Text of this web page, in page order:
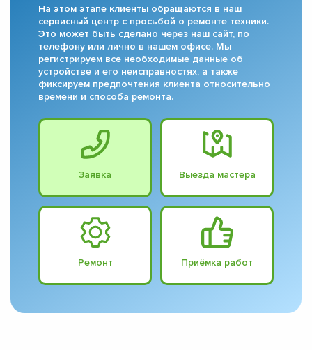
На этом этапе клиенты обращаются в наш
сервисный центр с просьбой о ремонте техники.
Это может быть сделано через наш сайт, по
телефону или лично в нашем офисе. Мы
регистрируем все необходимые данные об
устройстве и его неисправностях, а также
фиксируем предпочтения клиента относительно
времени и способа ремонта.
Заявка Выезда мастера
Ремонт Приёмка работ